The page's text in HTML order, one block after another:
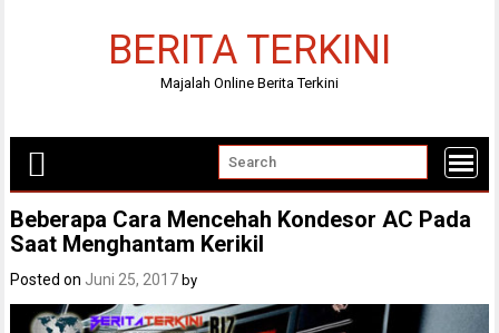
BERITA TERKINI
Majalah Online Berita Terkini
Beberapa Cara Mencehah Kondesor AC Pada
Saat Menghantam Kerikil
Posted on Juni 25, 2017 by